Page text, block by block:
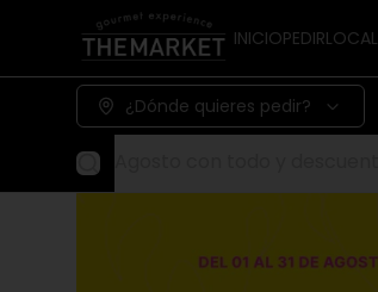
INICIOPEDIRLOCAL
¿Dónde quieres pedir?